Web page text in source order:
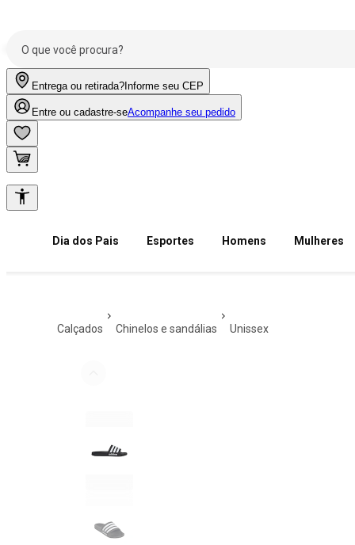
Entrega ou retirada? Informe seu CEP
Entre ou cadastre-seAcompanhe seu pedido
Dia dos Pais Esportes Homens Mulheres
calçados chinelos e sandálias unissex